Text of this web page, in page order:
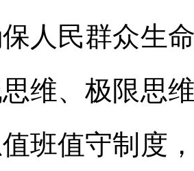
人民群众生
维、极限思
班值守制度